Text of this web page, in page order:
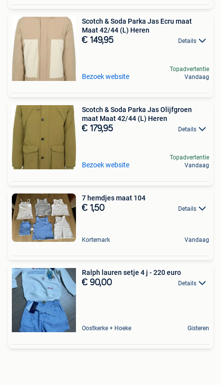
Scotch & Soda Parka Jas Ecru maat
Maat 42/44 (L) Heren
€ 149,95 Details
Bezoek website
Topadvertentie
Vandaag
Scotch & Soda Parka Jas Olijfgroen
maat Maat 42/44 (L) Heren
€ 179,95 Details
Bezoek website
Topadvertentie
Vandaag
7 hemdjes maat 104
€ 1,50 Details
Kortemark Vandaag
Ralph lauren setje 4 j - 220 euro
€ 90,00 Details
Oostkerke + Hoeke Gisteren